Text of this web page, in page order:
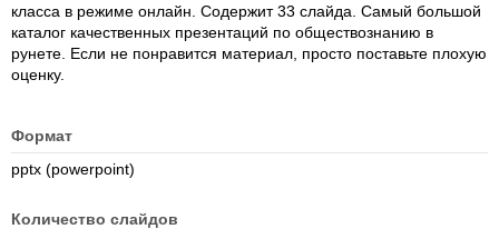
класса в режиме онлайн. Содержит 33 слайда. Самый большой
каталог качественных презентаций по обществознанию в
рунете. Если не понравится материал, просто поставьте плохую
оценку.
Формат
pptx (powerpoint)
Количество слайдов